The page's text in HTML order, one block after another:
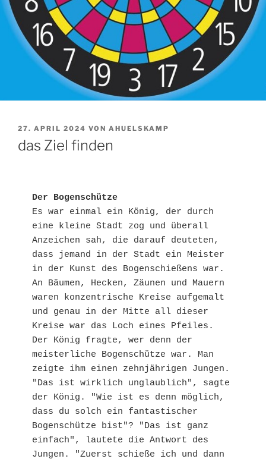
VERÖFFENTLICHT
AM
27. APRIL 2024 VON AHUELSKAMP
das Ziel finden
Der Bogenschütze
Es war einmal ein König, der durch
eine kleine Stadt zog und überall
Anzeichen sah, die darauf deuteten,
dass jemand in der Stadt ein Meister
in der Kunst des Bogenschießens war.
An Bäumen, Hecken, Zäunen und Mauern
waren konzentrische Kreise aufgemalt
und genau in der Mitte all dieser
Kreise war das Loch eines Pfeiles.
Der König fragte, wer denn der
meisterliche Bogenschütze war. Man
zeigte ihm einen zehnjährigen Jungen.
"Das ist wirklich unglaublich", sagte
der König. "Wie ist es denn möglich,
dass du solch ein fantastischer
Bogenschütze bist"? "Das ist ganz
einfach", lautete die Antwort des
Jungen. "Zuerst schieße ich und dann